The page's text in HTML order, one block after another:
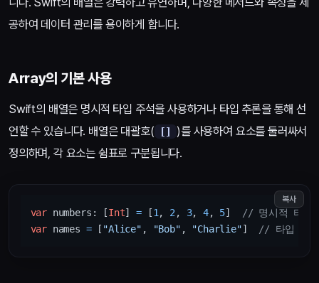
공하여 데이터 관리를 용이하게 합니다.
Array의 기본 사용
Swift의 배열은 명시적 타입 주석을 사용하거나 타입 추론을 통해 선
언할 수 있습니다. 배열은 대괄호(
[]
)를 사용하여 요소를 둘러싸서
정의하며, 각 요소는 쉼표로 구분됩니다.
var numbers: [Int] = [1 , 2 , 3, 4, 5]
// 명시적 타입
var names = [ "Alice" , "Bob" , "Charlie"] // 타입 추
복사